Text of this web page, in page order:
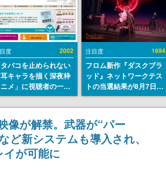
度 2002
タバコを止められない
キャラを描く深夜枠
メ」に視聴者の一部
批判意見。違法薬物
用と思しき描写も含
、BPOが議論を交わ
注目度 1694
フロム新作『ダスクブラ
ッド』ネットワークテス
トの当選結果が8月7日22
時に発表。応募サイトの
マイページから確認可
能、テスト実施は8月21
日～24日
像が解禁。武器が“パー
新システムも導入され、
が可能に